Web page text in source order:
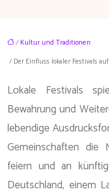
/ Kultur und Traditionen
/ Der Einfluss lokaler Festivals
Lokale Festivals
Bewahrung und
lebendige
Gemeinschaften die
feiern und an
Deutschland, einem